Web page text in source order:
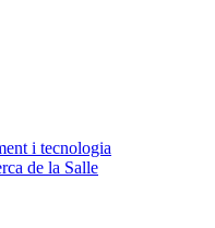
i tecnologia
de la Salle